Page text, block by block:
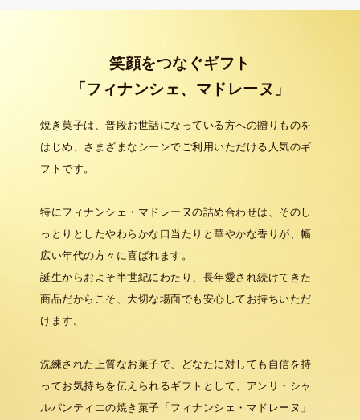
笑顔をつなぐギフト
「フィナンシェ、マドレーヌ」
焼き菓子は、普段お世話になっている方への贈りものを
はじめ、さまざまなシーンでご利用いただける人気のギ
フトです。
特にフィナンシェ・マドレーヌの詰め合わせは、そのし
っとりとしたやわらかな口当たりと華やかな香りが、幅
広い年代の方々に喜ばれます。
誕生からおよそ半世紀にわたり、長年愛され続けてきた
商品だからこそ、大切な場面でも安心してお持ちいただ
けます。
洗練された上質なお菓子で、どなたに対しても自信を持
ってお気持ちを伝えられるギフトとして、アンリ・シャ
ルパンティエの焼き菓子「フィナンシェ・マドレーヌ」